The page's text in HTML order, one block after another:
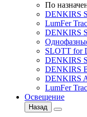
По
DENKIRS
LumFer
DENKIRS
SLOTT for
DENKIRS
DENKIRS
DENKIRS
LumFer
Освещение
Назад